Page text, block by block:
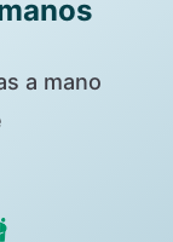
a mano